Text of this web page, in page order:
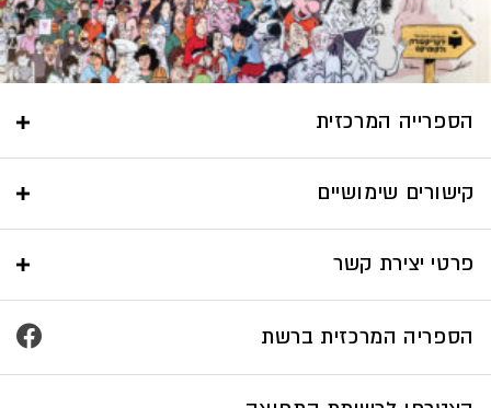
הספרייה המרכזית
קישורים שימושיים
פרטי יצירת קשר
הספריה המרכזית ברשת